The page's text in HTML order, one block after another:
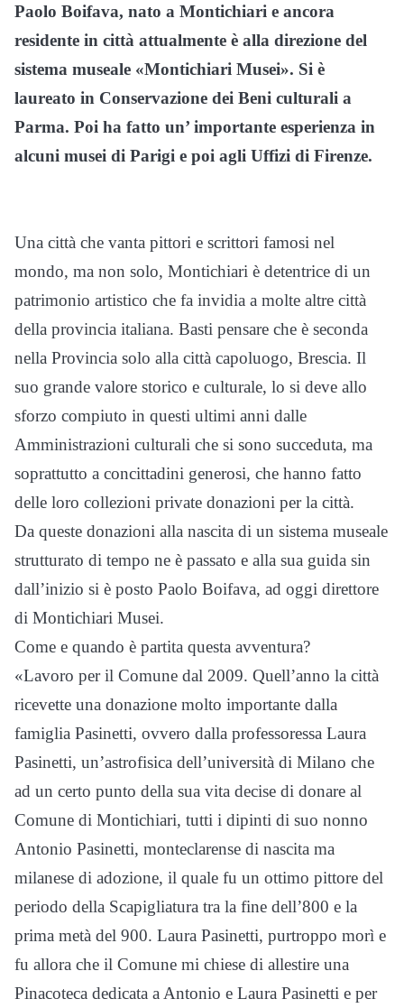
Paolo Boifava, nato a Montichiari e ancora
residente in città attualmente è alla direzione del
sistema museale «Montichiari Musei». Si è
laureato in Conservazione dei Beni culturali a
Parma. Poi ha fatto un’ importante esperienza in
alcuni musei di Parigi e poi agli Uffizi di Firenze.
Una città che vanta pittori e scrittori famosi nel
mondo, ma non solo, Montichiari è detentrice di un
patrimonio artistico che fa invidia a molte altre città
della provincia italiana. Basti pensare che è seconda
nella Provincia solo alla città capoluogo, Brescia. Il
suo grande valore storico e culturale, lo si deve allo
sforzo compiuto in questi ultimi anni dalle
Amministrazioni culturali che si sono succeduta, ma
soprattutto a concittadini generosi, che hanno fatto
delle loro collezioni private donazioni per la città.
Da queste donazioni alla nascita di un sistema museale
strutturato di tempo ne è passato e alla sua guida sin
dall’inizio si è posto Paolo Boifava, ad oggi direttore
di Montichiari Musei.
Come e quando è partita questa avventura?
«Lavoro per il Comune dal 2009. Quell’anno la città
ricevette una donazione molto importante dalla
famiglia Pasinetti, ovvero dalla professoressa Laura
Pasinetti, un’astrofisica dell’università di Milano che
ad un certo punto della sua vita decise di donare al
Comune di Montichiari, tutti i dipinti di suo nonno
Antonio Pasinetti, monteclarense di nascita ma
milanese di adozione, il quale fu un ottimo pittore del
periodo della Scapigliatura tra la fine dell’800 e la
prima metà del 900. Laura Pasinetti, purtroppo morì e
fu allora che il Comune mi chiese di allestire una
Pinacoteca dedicata a Antonio e Laura Pasinetti e per